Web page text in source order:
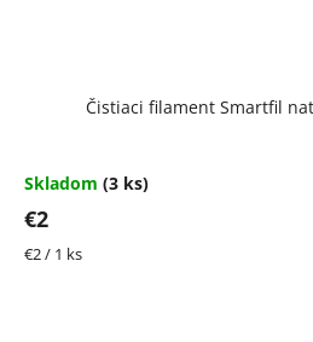
Čistiaci filament Smartfil
Skladom (3 ks)
€2
Jednotková
€2 / 1 ks